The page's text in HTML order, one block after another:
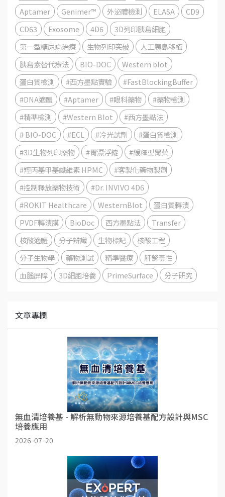
Aptamer
Genimer™ 外泌體檢測 ELASA
CD9
CD63
Exosome 4D6
3D列印胰島細胞
第一型糖尿病治療
生物列印突破
人工胰島移植
胰島素替代療法
BIO-DOC
Western blot
蛋白質檢測
#西方墨點實驗
#FastBlockingBuffer
#DNA適體
#Aptamer #眼科藥物
#藥物檢測
#精準檢測
#Western Blot
#西方墨點法
# BIO-DOC
#ECL #冷光試劑
#蛋白質檢測
#3D生物列印藥物
#胃漂浮錠
#緩釋型胃藥
#羥丙基甲基纖維素 HPMC
#客製化藥物製劑
#控制釋放藥物技術
#Dr. INVIVO 4D6
#ROKIT Healthcare
WesternBlot
蛋白質轉漬
PVDF轉漬膜
BioDoc 西方墨點法
Transfer
核酸適體
分子辨識 生物標記
核酸工程
分子生物學
藥物測試 精準醫療
肝腎毒性
血腦屏障
3D細胞培養 PrimeSurface 分子研究
文章專欄
無血清培養基 - 解析無動物來源培養基配方設計與MSC
培養應用
2026-07-20